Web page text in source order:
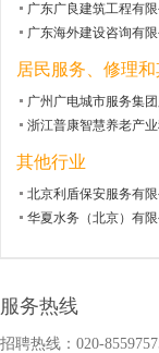
广东广良建筑工程有限
广东海外建设咨询有限
居民服务、修理
广州广电城市服务集
浙江普康智慧养老产
其他行业
华夏水务（北京）有限
服务热线
招聘热线：020-